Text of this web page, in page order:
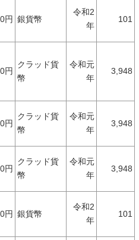
円 銀貨幣
令和2
年
101
円
クラッド貨
幣
令和元
年
3,948
円
クラッド貨
幣
令和元
年
3,948
円
クラッド貨
幣
令和元
年
3,948
円 銀貨幣
令和2
年
101